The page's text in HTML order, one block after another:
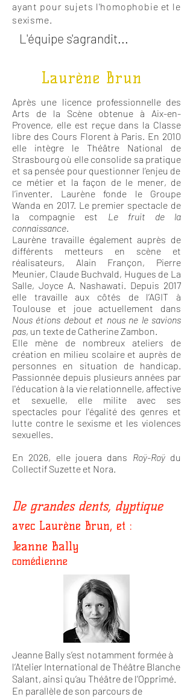
ayant pour sujets l'homophobie et le
sexisme.
L'équipe s'agrandit...
Laurène Brun
Après une licence professionnelle des
Arts de la Scène obtenue à Aix-en-
Provence, elle est reçue dans la Classe
libre des Cours Florent à Paris. En 2010
elle intègre le Théâtre National de
Strasbourg où elle consolide sa pratique
et sa pensée pour questionner l’enjeu de
ce métier et la façon de le mener, de
l’inventer. Laurène fonde le Groupe
Wanda en 2017. Le premier spectacle de
la compagnie est Le fruit de la
connaissance.
Laurène travaille également auprès de
différents metteurs en scène et
réalisateurs, Alain Françon, Pierre
Meunier, Claude Buchvald, Hugues de La
Salle, Joyce A. Nashawati. Depuis 2017
elle travaille aux côtés de l’AGIT à
Toulouse et joue actuellement dans
Nous étions debout et nous ne le savions
pas, un texte de Catherine Zambon.
Elle mène de nombreux ateliers de
création en milieu scolaire et auprès de
personnes en situation de handicap.
Passionnée depuis plusieurs années par
l'éducation à la vie relationnelle, affective
et sexuelle, elle milite avec ses
spectacles pour l'égalité des genres et
lutte contre le sexisme et les violences
sexuelles.
En 2026, elle jouera dans Roÿ-Roÿdu
Collectif Suzette et Nora.
De grandes dents, dyptique
avec Laurène Brun, et :
Jeanne Bally
comédienne
Jeanne Bally s’est notamment formée à
l’Atelier International de Théâtre Blanche
Salant, ainsi qu’au Théâtre de l’Opprimé.
En parallèle de son parcours de